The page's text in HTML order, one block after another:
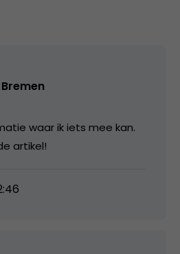
waar ik iets mee kan.
artikel!